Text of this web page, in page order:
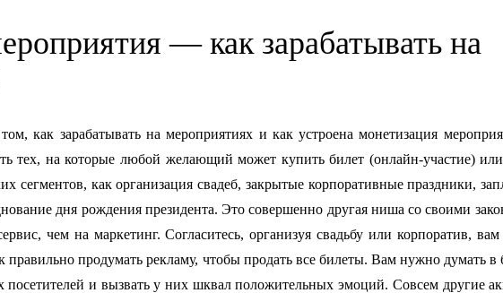
— как зарабатывать на
как зарабатывать на мероприятиях и как устроена монетизация
тех, на которые любой желающий может купить билет (онлайн-участие)
сегментов, как организация свадеб, закрытые корпоративные праздники,
дня рождения президента. Это совершенно другая ниша со своими
чем на маркетинг. Согласитесь, организуя свадьбу или корпоратив,
правильно продумать рекламу, чтобы продать все билеты. Вам нужно думать в
посетителей и вызвать у них шквал положительных эмоций. Совсем другие